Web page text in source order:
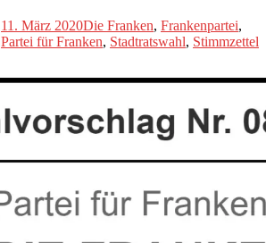
11. März 2020Die Franken, Frankenpartei,
Partei für Franken, Stadtratswahl, Stimmzettel